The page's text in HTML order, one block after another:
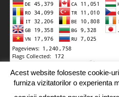
Acest website foloseste cookie-
furniza vizitatorilor o experienta